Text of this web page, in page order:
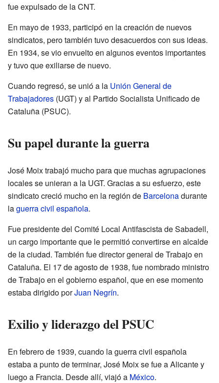
fue expulsado de la CNT.
En mayo de 1933, participó en la creación de nuevos
sindicatos, pero también tuvo desacuerdos con sus ideas.
En 1934, se vio envuelto en algunos eventos importantes
y tuvo que exiliarse de nuevo.
Cuando regresó, se unió a la Unión General de
Trabajadores (UGT) y al Partido Socialista Unificado de
Cataluña (PSUC).
Su papel durante la guerra
José Moix trabajó mucho para que muchas agrupaciones
locales se unieran a la UGT. Gracias a su esfuerzo, este
sindicato creció mucho en la región de Barcelonadurante
laguerra civil española.
Fue presidente del Comité Local Antifascista de Sabadell,
un cargo importante que le permitió convertirse en alcalde
de la ciudad. También fue director general de Trabajo en
Cataluña. El 17 de agosto de 1938, fue nombrado ministro
de Trabajo en el gobierno español, que en ese momento
estaba dirigido porJuan Negrín.
Exilio y liderazgo del PSUC
En febrero de 1939, cuando la guerra civil española
estaba a punto de terminar, José Moix se fue a Alicante y
luego a Francia. Desde allí, viajó a México.